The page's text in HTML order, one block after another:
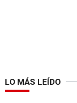
LO MÁS LEÍDO